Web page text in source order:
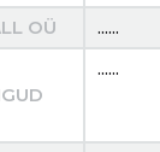
OÜ ......
......